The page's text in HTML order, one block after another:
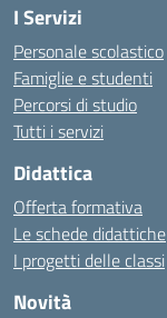
I Servizi
Personale scolastico
Famiglie e studenti
Percorsi di studio
Tutti i servizi
Didattica
Offerta formativa
Le schede didattiche
I progetti delle classi
Novità